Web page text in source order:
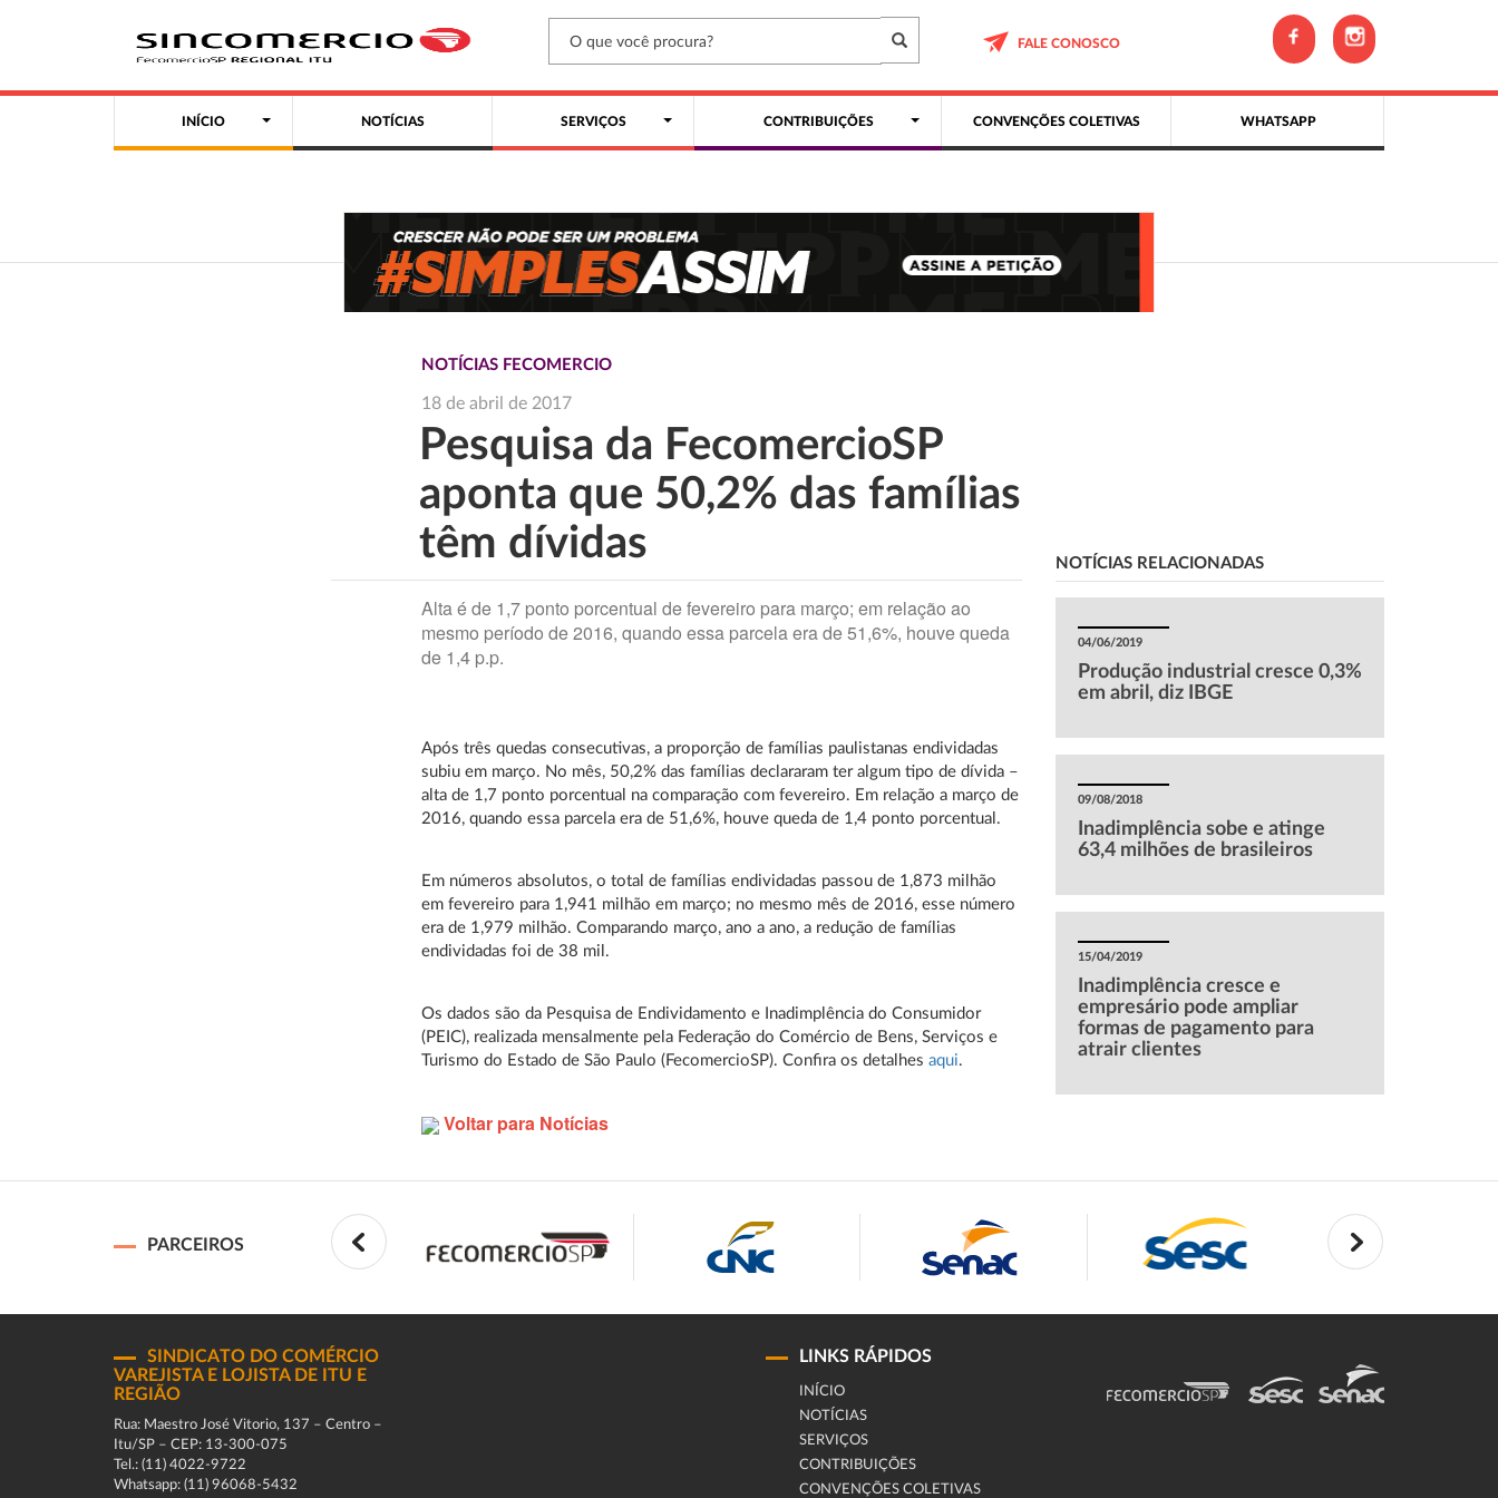
FALE CONOSCO
INÍCIO NOTÍCIAS SERVIÇOS CONTRIBUIÇÕES CONVENÇÕES COLETIVAS WHATSAPP
NOTÍCIAS FECOMERCIO
18 de abril de 2017
Pesquisa da FecomercioSP
aponta que 50,2% das famílias
têm dívidas
Alta é de 1,7 ponto porcentual de fevereiro para março; em relação ao
mesmo período de 2016, quando essa parcela era de 51,6%, houve queda
de 1,4 p.p.
Após três quedas consecutivas, a proporção de famílias paulistanas endividadas
subiu em março. No mês, 50,2% das famílias declararam ter algum tipo de dívida –
alta de 1,7 ponto porcentual na comparação com fevereiro. Em relação a março de
2016, quando essa parcela era de 51,6%, houve queda de 1,4 ponto porcentual.
Em números absolutos, o total de famílias endividadas passou de 1,873 milhão
em fevereiro para 1,941 milhão em março; no mesmo mês de 2016, esse número
era de 1,979 milhão. Comparando março, ano a ano, a redução de famílias
endividadas foi de 38 mil.
Os dados são da Pesquisa de Endividamento e Inadimplência do Consumidor
(PEIC), realizada mensalmente pela Federação do Comércio de Bens, Serviços e
Turismo do Estado de São Paulo (FecomercioSP). Confira os detalhesaqui.
Voltar para Notícias
NOTÍCIAS RELACIONADAS
04/06/2019
Produção industrial cresce 0,3%
em abril, diz IBGE
09/08/2018
Inadimplência sobe e atinge
63,4 milhões de brasileiros
15/04/2019
Inadimplência cresce e
empresário pode ampliar
formas de pagamento para
atrair clientes
PARCEIROS
SINDICATO DO COMÉRCIO
VAREJISTA E LOJISTA DE ITU E
REGIÃO
Rua: Maestro José Vitorio, 137 – Centro –
Itu/SP – CEP: 13-300-075
Tel.: (11) 4022-9722
Whatsapp: (11) 96068-5432
LINKS RÁPIDOS
INÍCIO
NOTÍCIAS
SERVIÇOS
CONTRIBUIÇÕES
CONVENÇÕES COLETIVAS